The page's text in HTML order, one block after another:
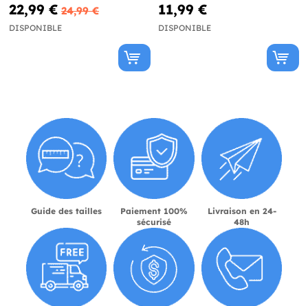
22,99 € 24,99 €
DISPONIBLE
11,99 €
DISPONIBLE
Guide des tailles
Paiement 100%
sécurisé
Livraison en 24-
48h